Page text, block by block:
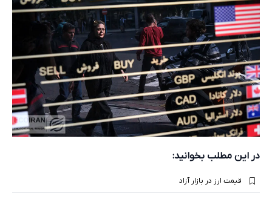
در این مطلب بخوانید:
قیمت ارز در بازار آزاد